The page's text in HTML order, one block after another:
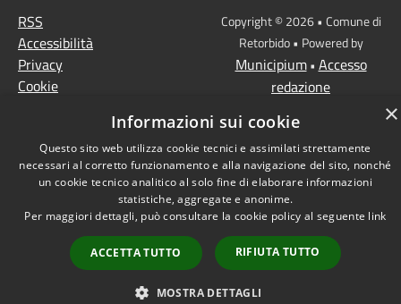
RSS
Accessibilità
Privacy
Cookie
Copyright © 2026 • Comune di
Retorbido • Powered by
Municipium• Accesso
redazione
×
Informazioni sui cookie
Questo sito web utilizza cookie tecnici e assimilati strettamente
necessari al corretto funzionamento e alla navigazione del sito, nonché
un cookie tecnico analitico al solo fine di elaborare informazioni
statistiche, aggregate e anonime.
Per maggiori dettagli, può consultare la cookie policy al seguente link
ACCETTA TUTTO RIFIUTA TUTTO
MOSTRA DETTAGLI